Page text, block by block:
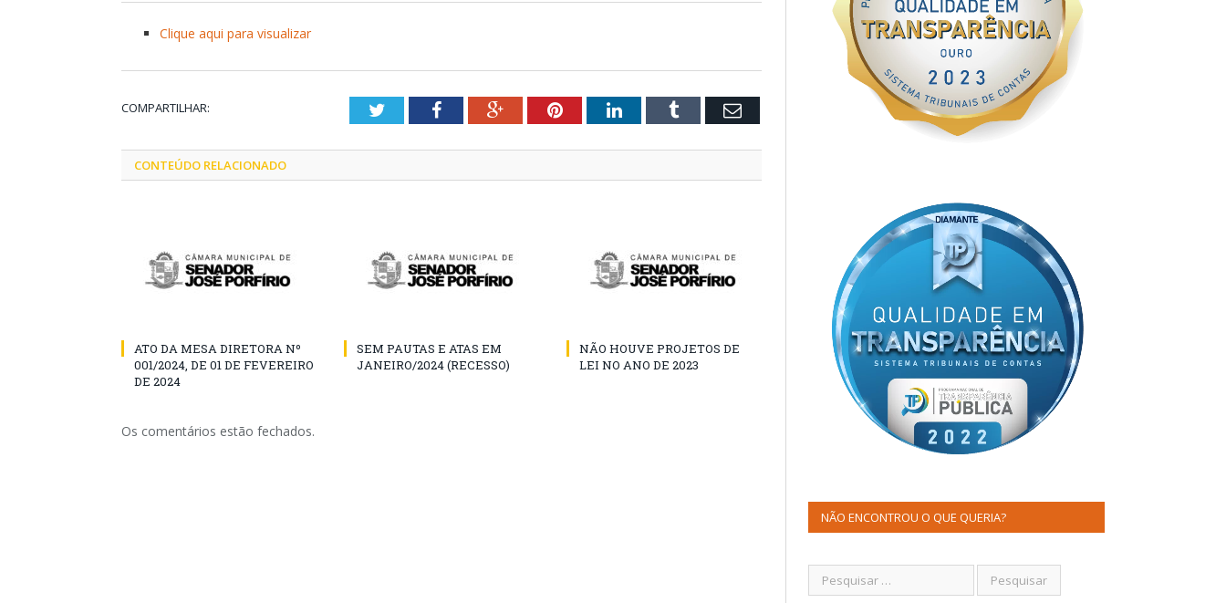
Clique aqui para visualizar
COMPARTILHAR: TwitterFacebookGoogle+PinterestLinkedInTumblr Email
CONTEÚDO RELACIONADO
ATO DA MESA DIRETORA Nº
001/2024, DE 01 DE FEVEREIRO
DE 2024
SEM PAUTAS E ATAS EM
JANEIRO/2024 (RECESSO)
NÃO HOUVE PROJETOS DE
LEI NO ANO DE 2023
Os comentários estão fechados.
NÃO ENCONTROU O QUE QUERIA?